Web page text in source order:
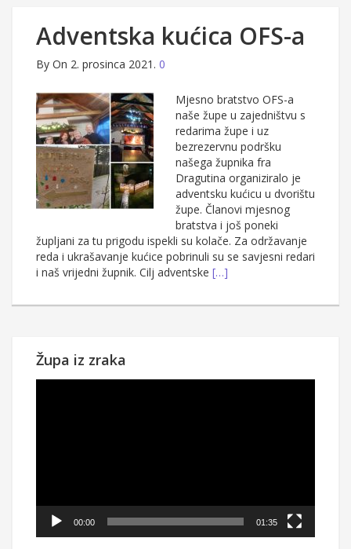
Adventska kućica OFS-a
By On 2. prosinca 2021. 0
Mjesno bratstvo OFS-a
naše župe u zajedništvu s
redarima župe i uz
bezrezervnu podršku
našega župnika fra
Dragutina organiziralo je
adventsku kućicu u dvorištu
župe. Članovi mjesnog
bratstva i još poneki
župljani za tu prigodu ispekli su kolače. Za održavanje
reda i ukrašavanje kućice pobrinuli su se savjesni redari
i naš vrijedni župnik. Cilj adventske […]
Župa iz zraka
00:00 01:35